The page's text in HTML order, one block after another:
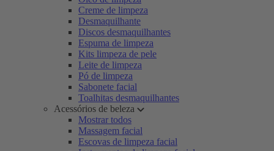
Creme de limpeza
Desmaquilhante
Discos desmaquilhantes
Espuma de limpeza
Kits limpeza de pele
Leite de limpeza
Pó de limpeza
Sabonete facial
Toalhitas desmaquilhantes
Acessórios de beleza
Mostrar todos
Massagem facial
Escovas de limpeza facial